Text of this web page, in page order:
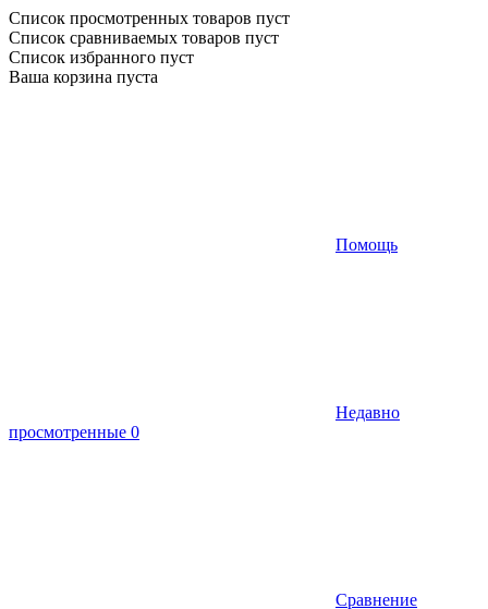
Список просмотренных товаров пуст
Список сравниваемых товаров пуст
Список избранного пуст
Ваша корзина пуста
Помощь
Недавно
просмотренные 0
Сравнение